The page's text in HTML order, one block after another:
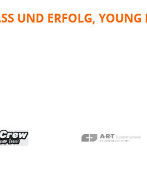
UND ERFOLG, YOUNG